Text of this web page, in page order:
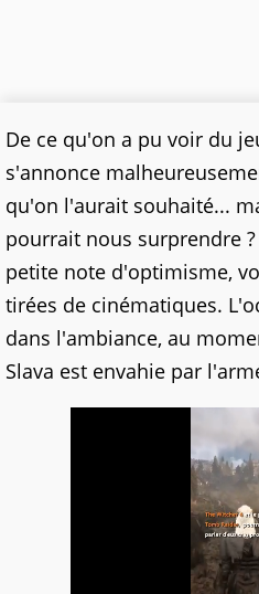
De ce qu'on a pu voir du
s'annonce
qu'on l'aurait souhaité...
pourrait nous surprendre
petite note d'optimisme,
tirées de cinématiques.
dans l'ambiance, au
Slava est envahie par